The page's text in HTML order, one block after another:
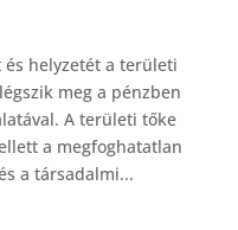
helyzetét a területi
meg a pénzben
A területi tőke
a megfoghatatlan
a társadalmi...